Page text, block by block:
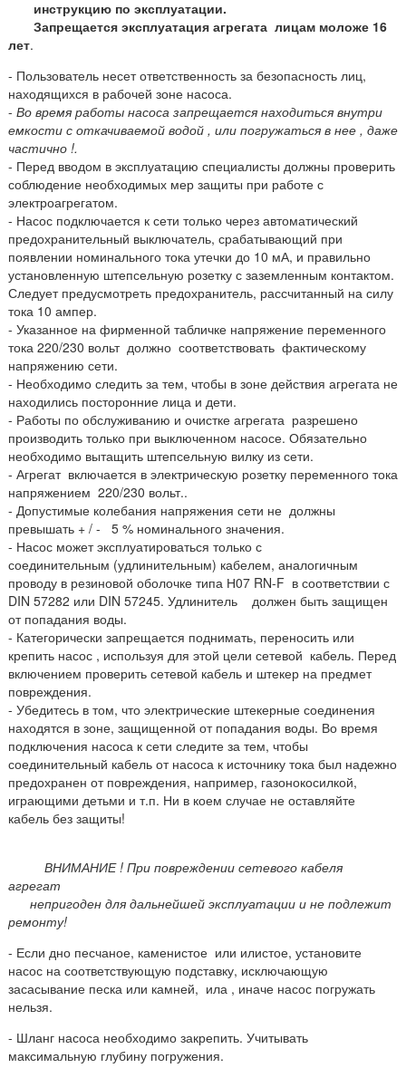
инструкцию по эксплуатации.
Запрещается эксплуатация агрегата лицам моложе 16
лет.
- Пользователь несет ответственность за безопасность лиц,
находящихся в рабочей зоне насоса.
- Во время работы насоса запрещается находиться внутри
емкости с откачиваемой водой , или погружаться в нее , даже
частично !.
- Перед вводом в эксплуатацию специалисты должны проверить
соблюдение необходимых мер защиты при работе с
электроагрегатом.
- Насос подключается к сети только через автоматический
предохранительный выключатель, срабатывающий при
появлении номинального тока утечки до 10 мА, и правильно
установленную штепсельную розетку с заземленным контактом.
Следует предусмотреть предохранитель, рассчитанный на силу
тока 10 ампер.
- Указанное на фирменной табличке напряжение переменного
тока 220/230 вольт должно соответствовать фактическому
напряжению сети.
- Необходимо следить за тем, чтобы в зоне действия агрегата не
находились посторонние лица и дети.
- Работы по обслуживанию и очистке агрегата разрешено
производить только при выключенном насосе. Обязательно
необходимо вытащить штепсельную вилку из сети.
- Агрегат включается в электрическую розетку переменного тока
напряжением 220/230 вольт..
- Допустимые колебания напряжения сети не должны
превышать + / - 5 % номинального значения.
- Насос может эксплуатироваться только с
соединительным (удлинительным) кабелем, аналогичным
проводу в резиновой оболочке типа Н07 RN-F в соответствии с
DIN 57282 или DIN 57245. Удлинитель должен быть защищен
от попадания воды.
- Категорически запрещается поднимать, переносить или
крепить насос , используя для этой цели сетевой кабель. Перед
включением проверить сетевой кабель и штекер на предмет
повреждения.
- Убедитесь в том, что электрические штекерные соединения
находятся в зоне, защищенной от попадания воды. Во время
подключения насоса к сети следите за тем, чтобы
соединительный кабель от насоса к источнику тока был надежно
предохранен от повреждения, например, газонокосилкой,
играющими детьми и т.п. Ни в коем случае не оставляйте
кабель без защиты!
ВНИМАНИЕ ! При повреждении сетевого кабеля
агрегат
непригоден для дальнейшей эксплуатации и не подлежит
ремонту!
- Если дно песчаное, каменистое или илистое, установите
насос на соответствующую подставку, исключающую
засасывание песка или камней, ила , иначе насос погружать
нельзя.
- Шланг насоса необходимо закрепить. Учитывать
максимальную глубину погружения.